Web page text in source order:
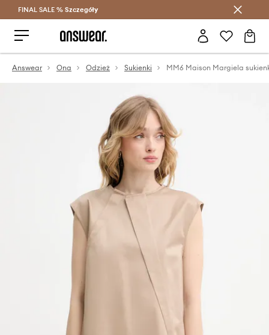
Oszczędzaj z Answear Club >
FINAL SALE % Szczegóły
Answear Ona Odzież Sukienki